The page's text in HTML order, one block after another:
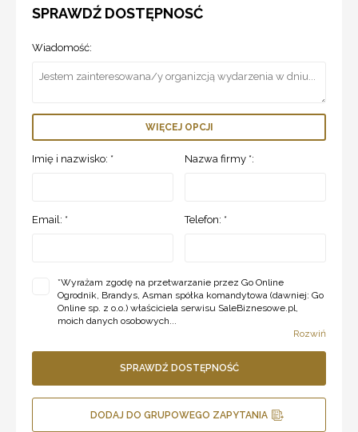
SPRAWDŹ DOSTĘPNOSĆ
Wiadomość:
WIĘCEJ OPCJI
Imię i nazwisko: * Nazwa firmy *:
Email: * Telefon: *
*Wyrażam zgodę na przetwarzanie przez Go Online
Ogrodnik, Brandys, Asman spółka komandytowa (dawniej: Go
Online sp. z o.o.) właściciela serwisu SaleBiznesowe.pl,
moich danych osobowych...
Rozwiń
SPRAWDŹ DOSTĘPNOŚĆ
DODAJ DO GRUPOWEGO ZAPYTANIA